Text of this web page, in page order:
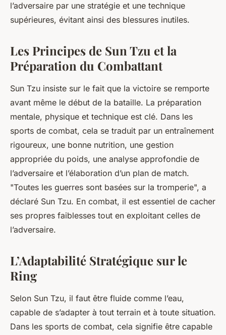
l’adversaire par une stratégie et une technique
supérieures, évitant ainsi des blessures inutiles.
Les Principes de Sun Tzu et la
Préparation du Combattant
Sun Tzu insiste sur le fait que la victoire se remporte
avant même le début de la bataille. La préparation
mentale, physique et technique est clé. Dans les
sports de combat, cela se traduit par un entraînement
rigoureux, une bonne nutrition, une gestion
appropriée du poids, une analyse approfondie de
l’adversaire et l’élaboration d’un plan de match.
"Toutes les guerres sont basées sur la tromperie", a
déclaré Sun Tzu. En combat, il est essentiel de cacher
ses propres faiblesses tout en exploitant celles de
l’adversaire.
L’Adaptabilité Stratégique sur le
Ring
Selon Sun Tzu, il faut être fluide comme l’eau,
capable de s’adapter à tout terrain et à toute situation.
Dans les sports de combat, cela signifie être capable